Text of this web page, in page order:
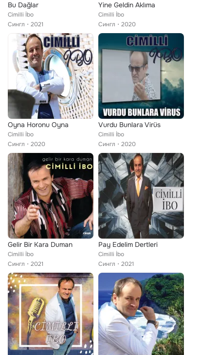
Bu Dağlar
Cimilli İbo
Сингл
2021
Yine Geldin Aklıma
Cimilli İbo
Сингл
2020
Oyna Horonu Oyna
Cimilli İbo
Сингл
2020
Vurdu Bunlara Virüs
Cimilli İbo
Сингл
2020
Gelir Bir Kara Duman
Cimilli İbo
Сингл
2021
Pay Edelim Dertleri
Cimilli İbo
Сингл
2021